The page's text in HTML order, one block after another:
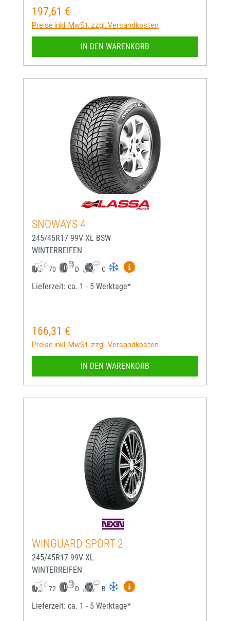
Regulärer Preis:
197,61 €
Preise inkl. MwSt. zzgl. Versandkosten
IN DEN WARENKORB
SNOWAYS 4
245/45R17 99V XL BSW
WINTERREIFEN
70 D C
Mehr Informationen zum
Lieferzeit: ca. 1 - 5 Werktage*
Regulärer Preis:
166,31 €
Preise inkl. MwSt. zzgl. Versandkosten
IN DEN WARENKORB
WINGUARD SPORT 2
245/45R17 99V XL
WINTERREIFEN
72 D B
Mehr Informationen zum
Lieferzeit: ca. 1 - 5 Werktage*